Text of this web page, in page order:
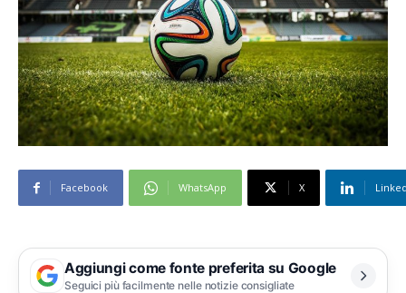
Facebook WhatsApp X
Aggiungi come fonte preferita su Google
Seguici più facilmente nelle notizie consigliate